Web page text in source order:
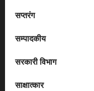
सप्तरंग
सम्पादकीय
सरकारी विभाग
साक्षात्कार